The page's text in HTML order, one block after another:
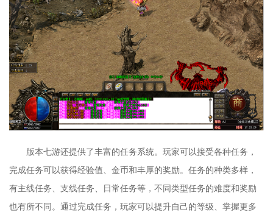
版本七游还提供了丰富的任务系统。玩家可以接受各种任务，
完成任务可以获得经验值、金币和丰厚的奖励。任务的种类多样，
有主线任务、支线任务、日常任务等，不同类型任务的难度和奖励
也有所不同。通过完成任务，玩家可以提升自己的等级、掌握更多